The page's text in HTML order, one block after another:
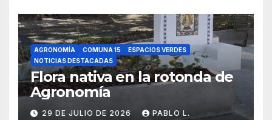
AGRONOMÍA COMUNA 15
ESPACIOS VERDES
NOTICIAS DESTACADAS
Flora nativa en la rotonda de
Agronomía
29 DE JULIO DE 2026 PABLO L.